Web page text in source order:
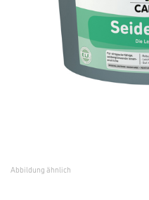
Abbildung ähnlich